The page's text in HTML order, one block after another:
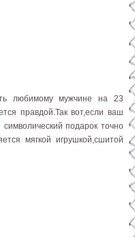
любимому мужчине на 23
правдой.Так вот,если ваш
подарок точно
мягкой игрушкой,сшитой